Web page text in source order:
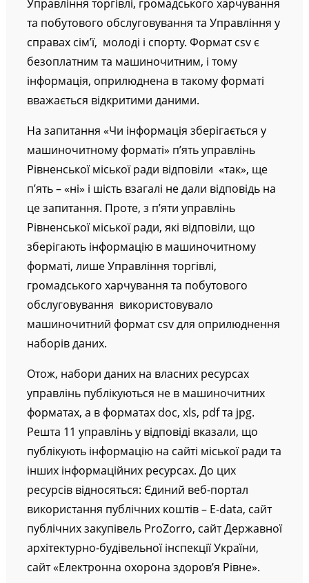
Управління торгівлі, громадського харчування
та побутового обслуговування та Управління у
справах сім’ї, молоді і спорту. Формат csv є
безоплатним та машиночитним, і тому
інформація, оприлюднена в такому форматі
вважається відкритими даними.
На запитання «Чи інформація зберігається у
машиночитному форматі» п’ять управлінь
Рівненської міської ради відповіли «так», ще
п’ять – «ні» і шість взагалі не дали відповідь на
це запитання. Проте, з п’яти управлінь
Рівненської міської ради, які відповіли, що
зберігають інформацію в машиночитному
форматі, лише Управління торгівлі,
громадського харчування та побутового
обслуговування використовувало
машиночитний формат csv для оприлюднення
наборів даних.
Отож, набори даних на власних ресурсах
управлінь публікуються не в машиночитних
форматах, а в форматах doc, xls, pdf та jpg.
Решта 11 управлінь у відповіді вказали, що
публікують інформацію на сайті міської ради та
інших інформаційних ресурсах. До цих
ресурсів відносяться: Єдиний веб-портал
використання публічних коштів – E-data, сайт
публічних закупівель ProZorro, сайт Державної
архітектурно-будівельної інспекції України,
сайт «Електронна охорона здоров’я Рівне».